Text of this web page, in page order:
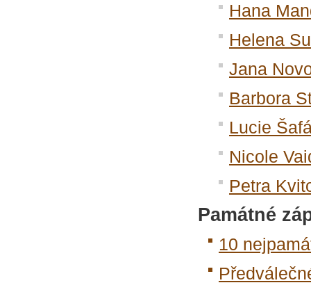
Hana
Helena
Jana
Barbora
Lucie
Nicole
Petra
Památné
10